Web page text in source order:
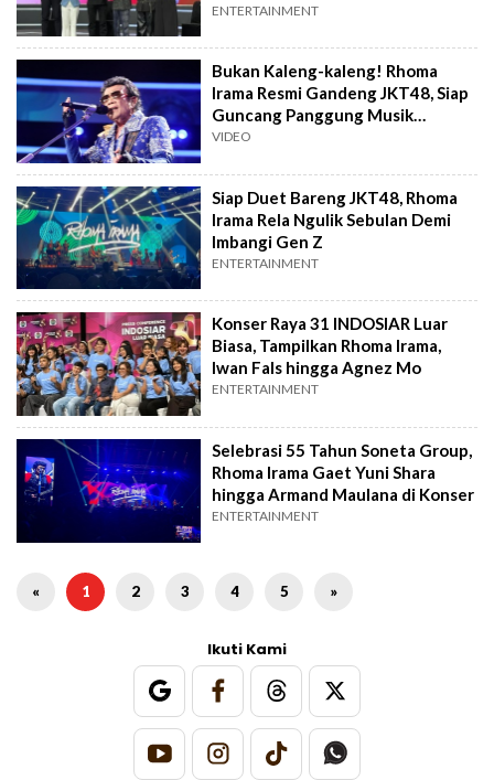
ENTERTAINMENT
Bukan Kaleng-kaleng! Rhoma
Irama Resmi Gandeng JKT48, Siap
Guncang Panggung Musik
Indonesia
VIDEO
Siap Duet Bareng JKT48, Rhoma
Irama Rela Ngulik Sebulan Demi
Imbangi Gen Z
ENTERTAINMENT
Konser Raya 31 INDOSIAR Luar
Biasa, Tampilkan Rhoma Irama,
Iwan Fals hingga Agnez Mo
ENTERTAINMENT
Selebrasi 55 Tahun Soneta Group,
Rhoma Irama Gaet Yuni Shara
hingga Armand Maulana di Konser
ENTERTAINMENT
« 1 2 3 4 5 »
Ikuti Kami